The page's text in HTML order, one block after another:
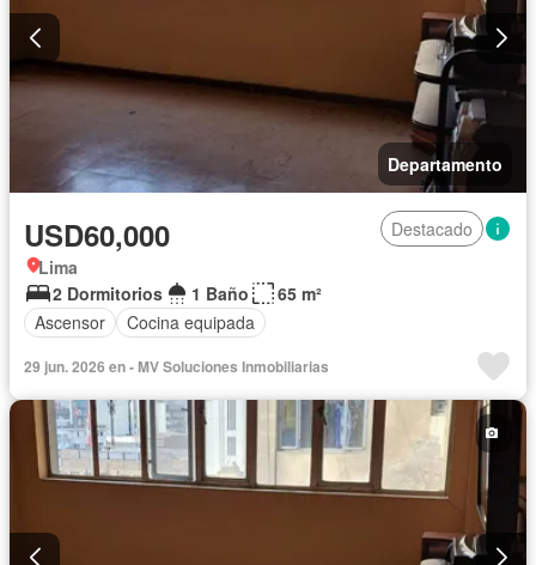
Departamento
USD60,000
Destacado
Lima
2 Dormitorios
1 Baño
65 m²
Ascensor
Cocina equipada
29 jun. 2026 en - MV Soluciones Inmobiliarias